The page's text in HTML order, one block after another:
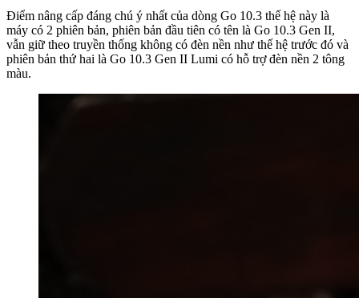
Điểm nâng cấp đáng chú ý nhất của dòng Go 10.3 thế hệ này là
máy có 2 phiên bản, phiên bản đầu tiên có tên là Go 10.3 Gen II,
vẫn giữ theo truyền thống không có đèn nền như thế hệ trước đó và
phiên bản thứ hai là Go 10.3 Gen II Lumi có hỗ trợ đèn nền 2 tông
màu.